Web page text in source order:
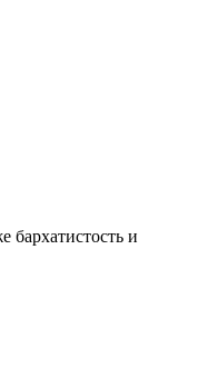
бархатистость и